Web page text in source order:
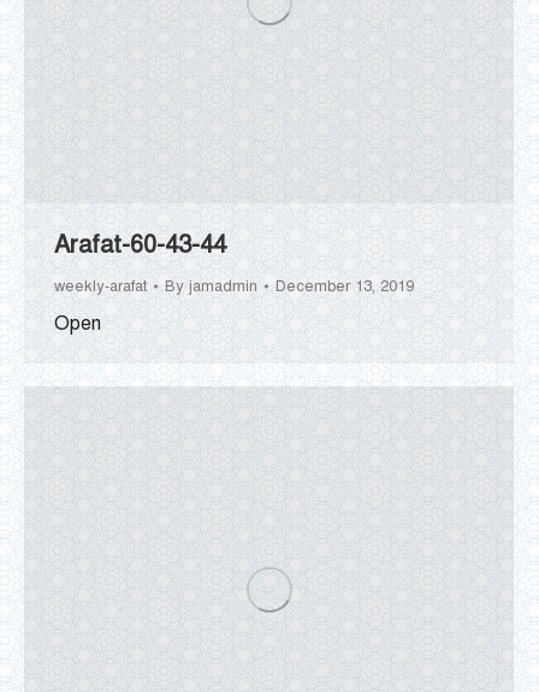
Arafat-60-43-44
weekly-arafat By jamadmin December 13, 2019
Open